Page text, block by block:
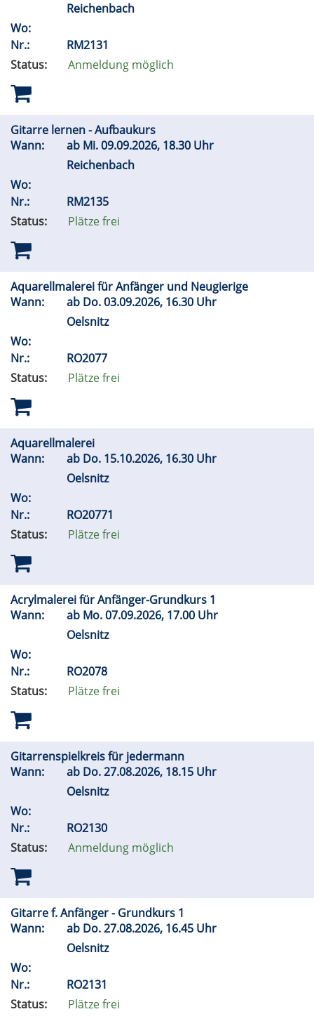
Reichenbach
Wo:
Nr.:
RM2131
Status:
Anmeldung möglich
Gitarre lernen - Aufbaukurs
Wann:
ab Mi.09.09.2026, 18.30 Uhr
Reichenbach
Wo:
Nr.:
RM2135
Status:
Plätze frei
Aquarellmalerei für Anfänger und Neugierige
Wann:
ab Do.03.09.2026, 16.30 Uhr
Oelsnitz
Wo:
Nr.:
RO2077
Status:
Plätze frei
Aquarellmalerei
Wann:
ab Do. 15.10.2026, 16.30 Uhr
Oelsnitz
Wo:
Nr.:
RO20771
Status:
Plätze frei
Acrylmalerei für Anfänger-Grundkurs 1
Wann:
ab Mo.07.09.2026, 17.00 Uhr
Oelsnitz
Wo:
Nr.:
RO2078
Status:
Plätze frei
Gitarrenspielkreis für jedermann
Wann:
ab Do.27.08.2026, 18.15 Uhr
Oelsnitz
Wo:
Nr.:
RO2130
Status:
Anmeldung möglich
Gitarre f. Anfänger - Grundkurs 1
Wann:
ab Do.27.08.2026, 16.45 Uhr
Oelsnitz
Wo:
Nr.:
RO2131
Status:
Plätze frei